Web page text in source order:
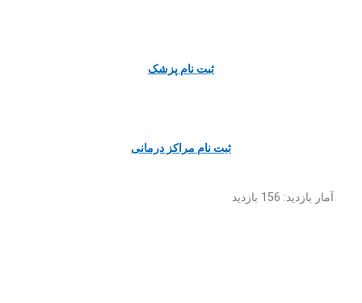
ثبت نام پزشک
ثبت نام مراکز درمانی
آمار بازدید: 156 بازدید